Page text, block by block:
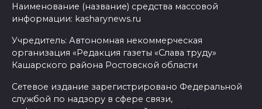
Наименование (название) средства массовой
информации: kasharynews.ru
Учредитель: Автономная некоммерческая
организация «Редакция газеты «Слава труду»
Кашарского района Ростовской области
Сетевое издание зарегистрировано Федеральной
службой по надзору в сфере связи,